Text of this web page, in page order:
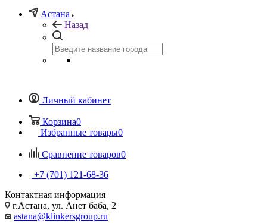
Астана
Назад
Личный кабинет
Корзина0
Избранные товары0
Сравнение товаров0
+7 (701) 121-68-36
Контактная информация
г.Астана, ул. Анет баба, 2
astana@klinkersgroup.ru